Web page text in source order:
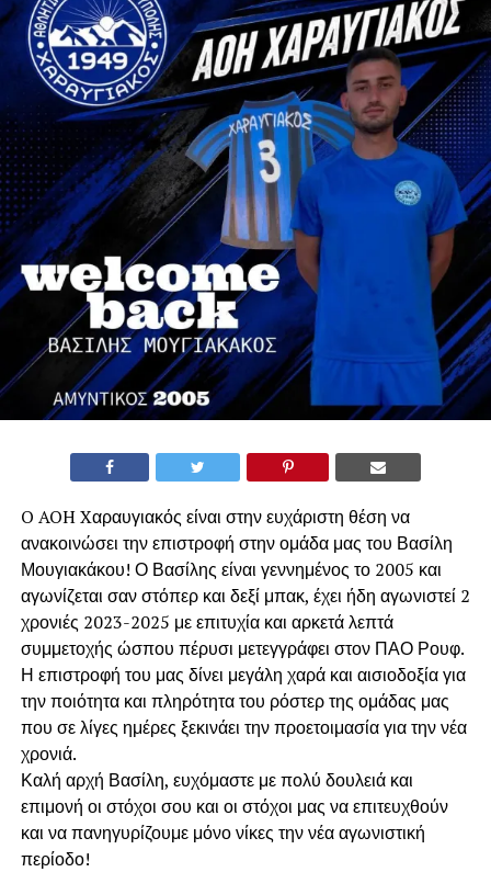
O AOH Xαραυγιακός είναι στην ευχάριστη θέση να
ανακοινώσει την επιστροφή στην ομάδα μας του Βασίλη
Μουγιακάκου! Ο Βασίλης είναι γεννημένος το 2005 και
αγωνίζεται σαν στόπερ και δεξί μπακ, έχει ήδη αγωνιστεί 2
χρονιές 2023-2025 με επιτυχία και αρκετά λεπτά
συμμετοχής ώσπου πέρυσι μετεγγράφει στον ΠΑΟ Ρουφ.
Η επιστροφή του μας δίνει μεγάλη χαρά και αισιοδοξία για
την ποιότητα και πληρότητα του ρόστερ της ομάδας μας
που σε λίγες ημέρες ξεκινάει την προετοιμασία για την νέα
χρονιά.
Καλή αρχή Βασίλη, ευχόμαστε με πολύ δουλειά και
επιμονή οι στόχοι σου και οι στόχοι μας να επιτευχθούν
και να πανηγυρίζουμε μόνο νίκες την νέα αγωνιστική
περίοδο!